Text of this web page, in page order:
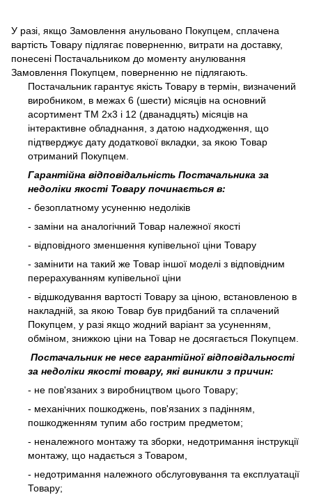
У разі, якщо Замовлення анульовано Покупцем, сплачена
вартість Товару підлягає поверненню, витрати на доставку,
понесені Постачальником до моменту анулювання
Замовлення Покупцем, поверненню не підлягають.
Постачальник гарантує якість Товару в термін, визначений
виробником, в межах 6 (шести) місяців на основний
асортимент ТМ 2х3 і 12 (дванадцять) місяців на
інтерактивне обладнання, з датою надходження, що
підтверджує дату додаткової вкладки, за якою Товар
отриманий Покупцем.
Гарантійна відповідальність Постачальника за
недоліки якості Товару починається в:
- безоплатному усуненню недоліків
- заміни на аналогічний Товар належної якості
- відповідного зменшення купівельної ціни Товару
- замінити на такий же Товар іншої моделі з відповідним
перерахуванням купівельної ціни
- відшкодування вартості Товару за ціною, встановленою в
накладній, за якою Товар був придбаний та сплачений
Покупцем, у разі якщо жодний варіант за усуненням,
обміном, знижкою ціни на Товар не досягається Покупцем.
Постачальник не несе гарантійної відповідальності
за недоліки якості товару, які виникли з причин:
- не пов'язаних з виробництвом цього Товару;
- механічних пошкоджень, пов'язаних з падінням,
пошкодженням тупим або гострим предметом;
- неналежного монтажу та зборки, недотримання інструкції
монтажу, що надається з Товаром,
- недотримання належного обслуговування та експлуатації
Товару;